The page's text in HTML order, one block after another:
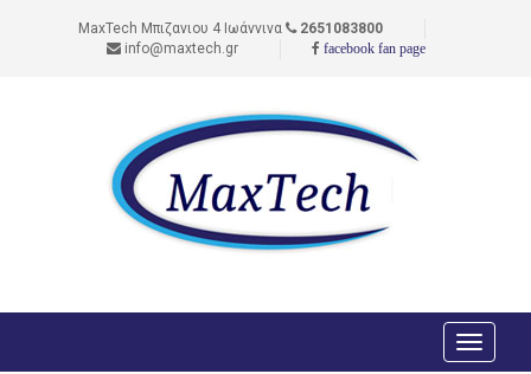
MaxTech Μπιζανιου 4 Ιωάννινα
2651083800
info@maxtech.gr
facebook fan page
Toggle